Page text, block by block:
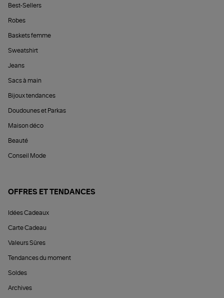
Best-Sellers
Robes
Baskets femme
Sweatshirt
Jeans
Sacs à main
Bijoux tendances
Doudounes et Parkas
Maison déco
Beauté
Conseil Mode
OFFRES ET TENDANCES
Idées Cadeaux
Carte Cadeau
Valeurs Sûres
Tendances du moment
Soldes
Archives